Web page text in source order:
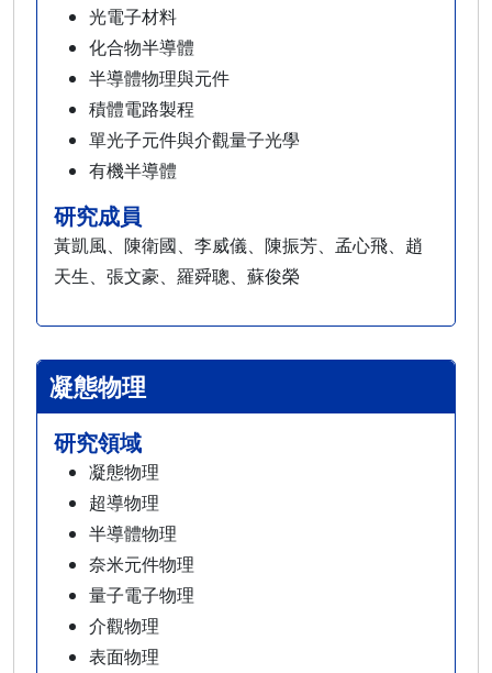
光電子材料
化合物半導體
半導體物理與元件
積體電路製程
單光子元件與介觀量子光學
有機半導體
研究成員
黃凱風、陳衛國、李威儀、陳振芳、孟心飛、趙
天生、張文豪、羅舜聰、蘇俊榮
凝態物理
研究領域
凝態物理
超導物理
半導體物理
奈米元件物理
量子電子物理
介觀物理
表面物理